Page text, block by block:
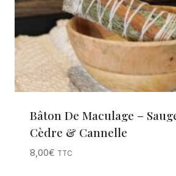
Bâton De Maculage –
Cèdre & Cannelle
8,00€ TTC